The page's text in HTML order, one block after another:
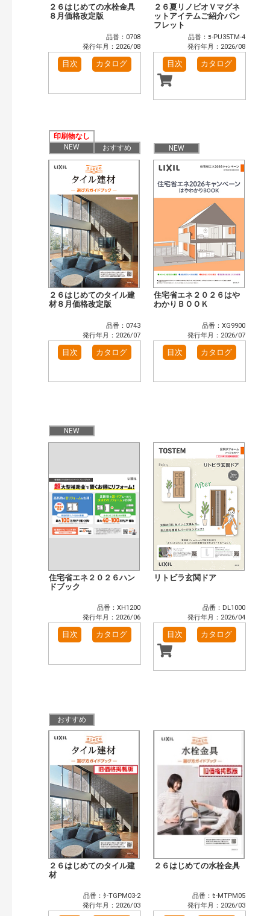
浴室（5）
洗面化粧室（6）
トイレ（3）
小型電気温水器（1）
太陽光発電・屋根・外壁（1）
高性能住宅工法（3）
その他（2）
発行年で検索
終了年:
２６はじめての水栓金具
８月価格改定版
品番：0708
発行年月：2026/08
目次 カタログ
２６夏リノビオＶマグネ
ットアイテムご紹介パン
フレット
品番：ﾖ-PU35TM-4
発行年月：2026/08
目次 カタログ
印刷物なし
NEW
おすすめ
２６はじめてのタイル建
材８月価格改定版
品番：0743
発行年月：2026/07
目次 カタログ
NEW
住宅省エネ２０２６はや
わかりＢＯＯＫ
品番：XG9900
発行年月：2026/07
目次 カタログ
NEW
住宅省エネ２０２６ハン
ドブック
品番：XH1200
発行年月：2026/06
目次 カタログ
リトビラ玄関ドア
品番：DL1000
発行年月：2026/04
目次 カタログ
おすすめ
２６はじめてのタイル建
材
品番：ﾀ-TGPM03-2
発行年月：2026/03
２６はじめての水栓金具
品番：ｾ-MTPM05
発行年月：2026/03